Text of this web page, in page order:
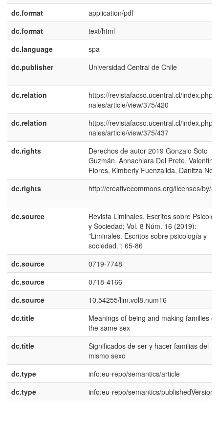
dc.format
application/pdf
dc.format
text/html
dc.language
spa
dc.publisher
Universidad Central de Chile
dc.relation
https://revistafacso.ucentral.cl/index.php/
nales/article/view/375/420
dc.relation
https://revistafacso.ucentral.cl/index.php/
nales/article/view/375/437
dc.rights
Derechos de autor 2019 Gonzalo Soto
Guzmán, Annachiara Del Prete, Valentina
Flores, Kimberly Fuenzalida, Danitza
dc.rights
http://creativecommons.org/licenses/by/
dc.source
Revista Liminales. Escritos sobre
y Sociedad; Vol. 8 Núm. 16 (2019):
"Liminales. Escritos sobre psicología y
sociedad."; 65-86
dc.source
0719-7748
dc.source
0718-4166
dc.source
10.54255/lim.vol8.num16
dc.title
Meanings of being and making families of
the same sex
dc.title
Significados de ser y hacer familias del
mismo sexo
dc.type
info:eu-repo/semantics/article
dc.type
info:eu-repo/semantics/publishedVersion